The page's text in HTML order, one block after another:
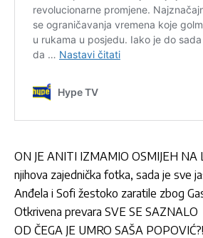
ON JE ANITI IZMAMIO OSMIJEH NA
njihova zajednička fotka, sada je sve
Anđela i Sofi žestoko zaratile zbog
Otkrivena prevara SVE SE SAZNALO
OD ČEGA JE UMRO SAŠA